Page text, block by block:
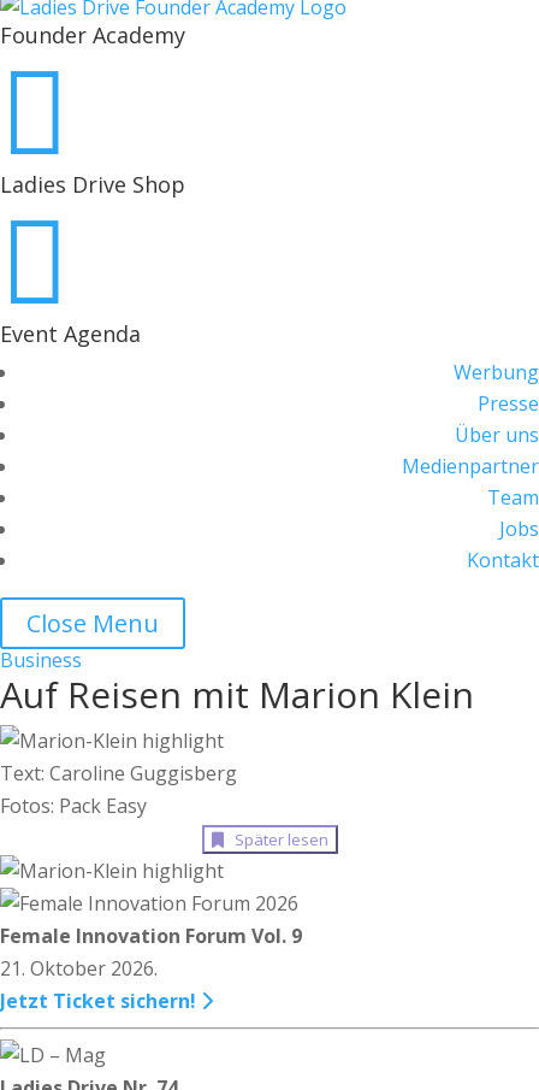
Founder Academy

Ladies Drive Shop

Event Agenda
Werbung
Presse
Über uns
Medienpartner
Team
Jobs
Kontakt
Close Menu
Business
Auf Reisen mit Marion Klein
Text: Caroline Guggisberg
Fotos: Pack Easy
Später lesen
Female Innovation Forum Vol. 9
21. Oktober 2026.
Jetzt Ticket sichern!